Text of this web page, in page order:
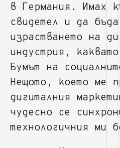
в Германия. Имах
свидетел и да
израстването на
индустрия,
Бумът на
Нещото, което ме
дигиталния
чудесно се
технологичния ми